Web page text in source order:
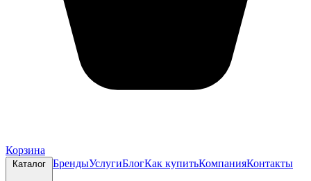
Корзина
Каталог БрендыУслугиБлогКак купитьКомпанияКонтакты